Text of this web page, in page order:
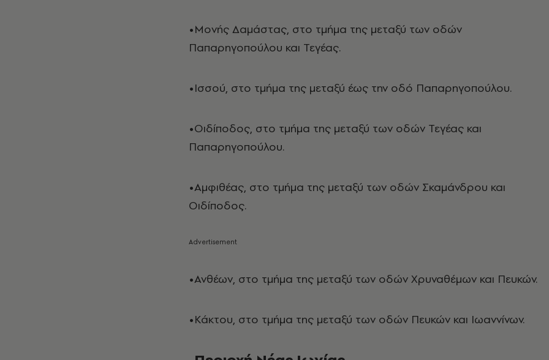
•Μονής Δαμάστας, στο τμήμα της μεταξύ των οδών
Παπαρηγοπούλου και Τεγέας.
•Ισσού, στο τμήμα της μεταξύ έως την οδό Παπαρηγοπούλου.
•Οιδίποδος, στο τμήμα της μεταξύ των οδών Τεγέας και
Παπαρηγοπούλου.
•Αμφιθέας, στο τμήμα της μεταξύ των οδών Σκαμάνδρου και
Οιδίποδος.
•Ανθέων, στο τμήμα της μεταξύ των οδών Χρυναθέμων και Πευκών.
•Κάκτου, στο τμήμα της μεταξύ των οδών Πευκών και Ιωαννίνων.